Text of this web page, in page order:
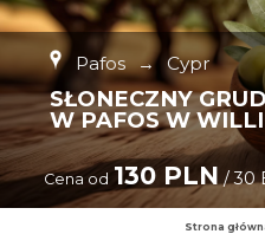
Pafos → Cypr
SŁONECZNY
W PAFOS W
Cena od 130 PLN/ 30
Strona